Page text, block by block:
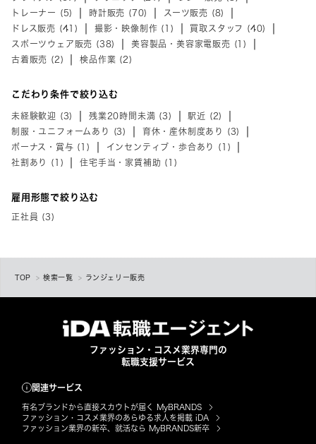
トレーナー (5)
時計販売 (70)
スーツ販売 (8)
ドレス販売 (41)
撮影・映像制作 (1)
買取スタッフ (40)
スポーツウェア販売 (38)
美容製品・美容家電販売 (1)
古着販売 (2)
検品作業 (2)
こだわり条件で絞り込む
未経験歓迎 (3) 残業20時間未満 (3)
駅近 (2)
制服・ユニフォームあり (3)
育休・産休制度あり (3)
ボーナス・賞与 (1)
インセンティブ・歩合あり (1)
社割あり (1)
住宅手当・家賃補助 (1)
雇用形態で絞り込む
正社員 (3)
TOP 検索一覧 ランジェリー販売
ファッション・コスメ業界専門の
転職支援サービス
関連サービス
有名ブランドから直接スカウトが届く MyBRANDS
ファッション・コスメ業界のあらゆる求人を掲載 iDA
ファッション業界の新卒、就活なら MyBRANDS新卒